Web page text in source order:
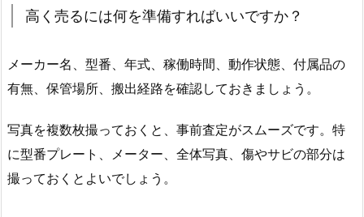
高く売るには何を準備すればいいですか？
メーカー名、型番、年式、稼働時間、動作状態、付属品の
有無、保管場所、搬出経路を確認しておきましょう。
写真を複数枚撮っておくと、事前査定がスムーズです。特
に型番プレート、メーター、全体写真、傷やサビの部分は
撮っておくとよいでしょう。